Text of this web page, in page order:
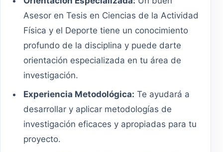
Asesor en Tesis en Ciencias de la Actividad
Física y el Deporte tiene un conocimiento
profundo de la disciplina y puede darte
orientación especializada en tu área de
investigación.
Experiencia Metodológica: Te ayudará a
desarrollar y aplicar metodologías de
investigación eficaces y apropiadas para tu
proyecto.